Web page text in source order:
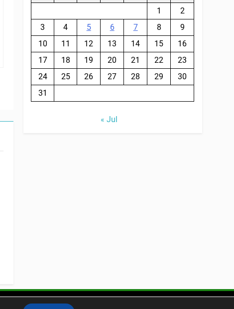
1
2
3
4 5 6 7 8
9
10
11 12 13 14 15
16
17
18 19 20 21 22
23
24
25 26 27 28 29
30
31
« Jul